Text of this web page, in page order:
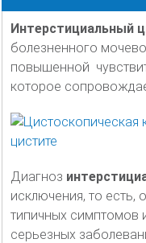
Интерстициальный
болезненного
повышенной
которое
Диагноз
исключения, то есть,
типичных симптомов
серьезных